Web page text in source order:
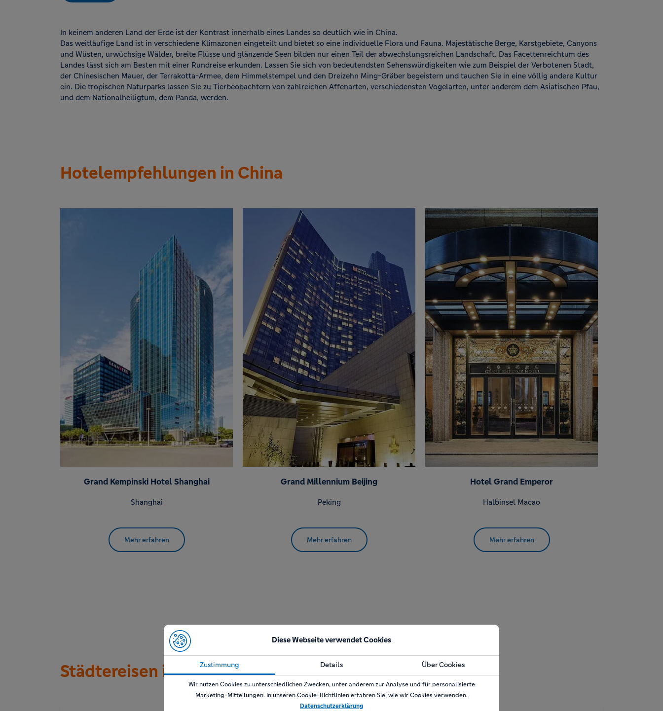
Diese Webseite verwendet Cookies
Zustimmung Details Über Cookies
Wir nutzen Cookies zu unterschiedlichen Zwecken, unter anderem zur Analyse und für personalisierte
Marketing-Mitteilungen. In unseren Cookie-Richtlinien erfahren Sie, wie wir Cookies verwenden.
Datenschutzerklärung
In keinem anderen Land der Erde ist der Kontrast innerhalb eines Landes so deutlich wie in China.
Das weitläufige Land ist in verschiedene Klimazonen eingeteilt und bietet so eine individuelle Flora und Fauna. Majestätische Berge, Karstgebiete, Canyons
und Wüsten, urwüchsige Wälder, breite Flüsse und glänzende Seen bilden nur einen Teil der abwechslungsreichen Landschaft. Das Facettenreichtum des
Landes lässt sich am Besten mit einer Rundreise erkunden. Lassen Sie sich von bedeutendsten Sehenswürdigkeiten wie zum Beispiel der Verbotenen Stadt,
der Chinesischen Mauer, der Terrakotta-Armee, dem Himmelstempel und den Dreizehn Ming-Gräber begeistern und tauchen Sie in eine völlig andere Kultur
ein. Die tropischen Naturparks lassen Sie zu Tierbeobachtern von zahlreichen Affenarten, verschiedensten Vogelarten, unter anderem dem Asiatischen Pfau,
und dem Nationalheiligtum, dem Panda, werden.
Hotelempfehlungen in China
Grand Kempinski Hotel Shanghai
Shanghai
Mehr erfahren
Grand Millennium Beijing
Peking
Mehr erfahren
Hotel Grand Emperor
Halbinsel Macao
Mehr erfahren
Städtereisen in China